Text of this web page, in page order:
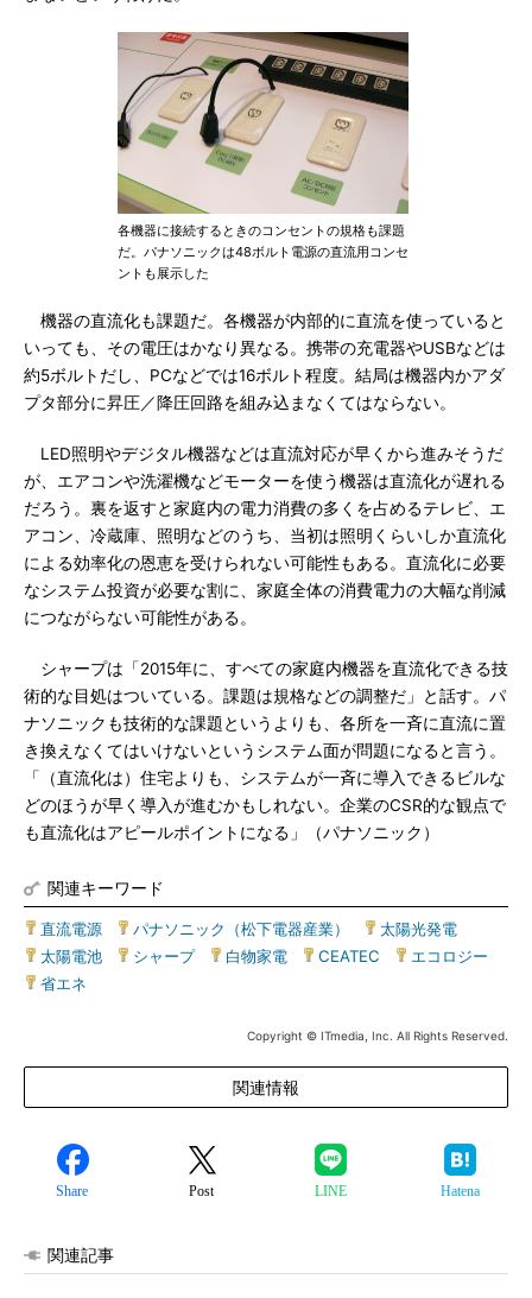
各機器に接続するときのコンセントの規格も課題
だ。パナソニックは48ボルト電源の直流用コンセ
ントも展示した
機器の直流化も課題だ。各機器が内部的に直流を使っていると
いっても、その電圧はかなり異なる。携帯の充電器やUSBなどは
約5ボルトだし、PCなどでは16ボルト程度。結局は機器内かアダ
プタ部分に昇圧／降圧回路を組み込まなくてはならない。
LED照明やデジタル機器などは直流対応が早くから進みそうだ
が、エアコンや洗濯機などモーターを使う機器は直流化が遅れる
だろう。裏を返すと家庭内の電力消費の多くを占めるテレビ、エ
アコン、冷蔵庫、照明などのうち、当初は照明くらいしか直流化
による効率化の恩恵を受けられない可能性もある。直流化に必要
なシステム投資が必要な割に、家庭全体の消費電力の大幅な削減
につながらない可能性がある。
シャープは「2015年に、すべての家庭内機器を直流化できる技
術的な目処はついている。課題は規格などの調整だ」と話す。パ
ナソニックも技術的な課題というよりも、各所を一斉に直流に置
き換えなくてはいけないというシステム面が問題になると言う。
「（直流化は）住宅よりも、システムが一斉に導入できるビルな
どのほうが早く導入が進むかもしれない。企業のCSR的な観点で
も直流化はアピールポイントになる」（パナソニック）
関連キーワード
直流電源 パナソニック（松下電器産業） 太陽光発電
太陽電池
シャープ| 白物家電 CEATEC エコロジー
省エネ
Copyright © ITmedia, Inc. All Rights Reserved.
関連情報
Share Post LINE Hatena
関連記事